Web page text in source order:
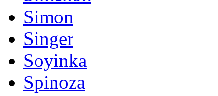
Simon
Singer
Soyinka
Spinoza